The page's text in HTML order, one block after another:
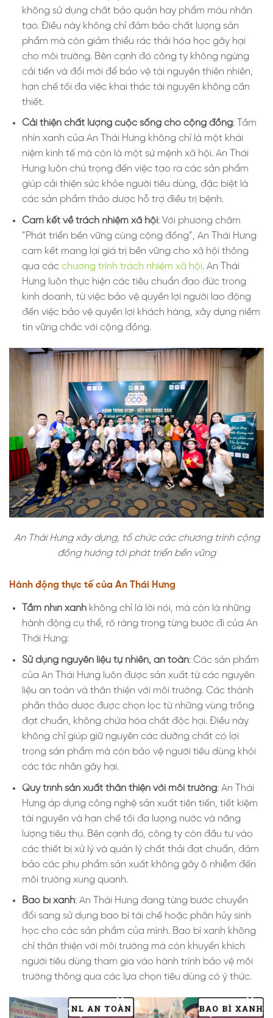
không sử dụng chất bảo quản hay phẩm màu nhân
tạo. Điều này không chỉ đảm bảo chất lượng sản
phẩm mà còn giảm thiểu rác thải hóa học gây hại
cho môi trường. Bên cạnh đó công ty không ngừng
cải tiến và đổi mới để bảo vệ tài nguyên thiên nhiên,
hạn chế tối đa việc khai thác tài nguyên không cần
thiết.
Cải thiện chất lượng cuộc sống cho cộng đồng: Tầm
nhìn xanh của An Thái Hưng không chỉ là một khái
niệm kinh tế mà còn là một sứ mệnh xã hội. An Thái
Hưng luôn chú trọng đến việc tạo ra các sản phẩm
giúp cải thiện sức khỏe người tiêu dùng, đặc biệt là
các sản phẩm thảo dược hỗ trợ điều trị bệnh.
Cam kết về trách nhiệm xã hội: Với phương châm
“Phát triển bền vững cùng cộng đồng”, An Thái Hưng
cam kết mang lại giá trị bền vững cho xã hội thông
qua các chương trình trách nhiệm xã hội. An Thái
Hưng luôn thực hiện các tiêu chuẩn đạo đức trong
kinh doanh, từ việc bảo vệ quyền lợi người lao động
đến việc bảo vệ quyền lợi khách hàng, xây dựng niềm
tin vững chắc với cộng đồng.
An Thái Hưng xây dựng, tổ chức các chương trình cộng
đồng hướng tới phát triển bền vững
Hành động thực tế của An Thái Hưng
Tầm nhìn xanhkhông chỉ là lời nói, mà còn là những
hành động cụ thể, rõ ràng trong từng bước đi của An
Thái Hưng:
Sử dụng nguyên liệu tự nhiên, an toàn: Các sản phẩm
của An Thái Hưng luôn được sản xuất từ các nguyên
liệu an toàn và thân thiện với môi trường. Các thành
phần thảo dược được chọn lọc từ những vùng trồng
đạt chuẩn, không chứa hóa chất độc hại. Điều này
không chỉ giúp giữ nguyên các dưỡng chất có lợi
trong sản phẩm mà còn bảo vệ người tiêu dùng khỏi
các tác nhân gây hại.
Quy trình sản xuất thân thiện với môi trường: An Thái
Hưng áp dụng công nghệ sản xuất tiên tiến, tiết kiệm
tài nguyên và hạn chế tối đa lượng nước và năng
lượng tiêu thụ. Bên cạnh đó, công ty còn đầu tư vào
các thiết bị xử lý và quản lý chất thải đạt chuẩn, đảm
bảo các phụ phẩm sản xuất không gây ô nhiễm đến
môi trường xung quanh.
Bao bì xanh: An Thái Hưng đang từng bước chuyển
đổi sang sử dụng bao bì tái chế hoặc phân hủy sinh
học cho các sản phẩm của mình. Bao bì xanh không
chỉ thân thiện với môi trường mà còn khuyến khích
người tiêu dùng tham gia vào hành trình bảo vệ môi
trường thông qua các lựa chọn tiêu dùng có ý thức.